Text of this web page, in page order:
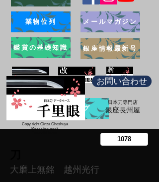
業物位列
鑑賞の基礎知識
メールマガジン
銀座情報最新号
ブログ
お問い合わせ
日本刀専門店
​銀座長州屋
Copy right Ginza Choshuya
Production work
大磨上無銘 越州光行